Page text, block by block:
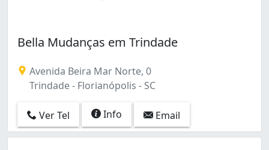
Bella Mudanças em Trindade
Avenida Beira Mar Norte, 0
Trindade - Florianópolis - SC
Ver Tel Info Email